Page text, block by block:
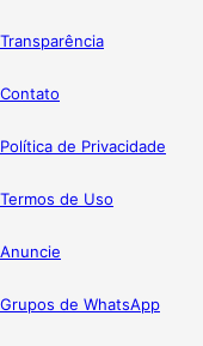
Transparência
Contato
Política de Privacidade
Termos de Uso
Anuncie
Grupos de WhatsApp